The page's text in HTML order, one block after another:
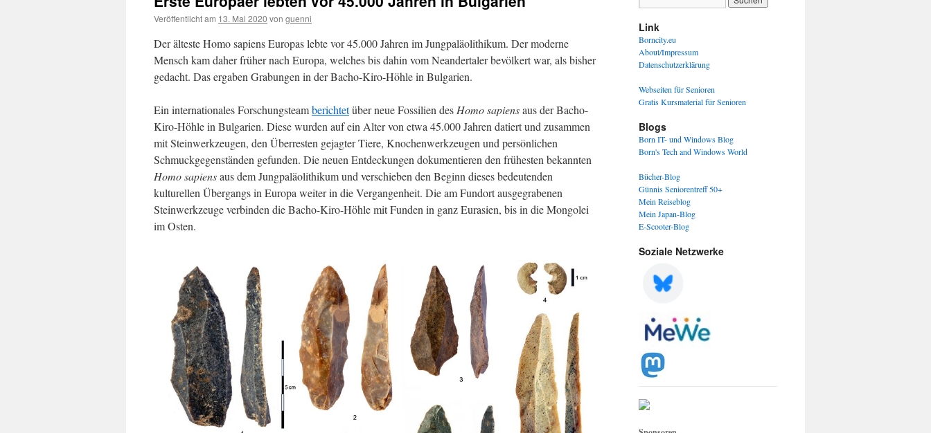
Veröffentlicht am 13. Mai 2020 von guenni
Der älteste Homo sapiens Europas lebte vor 45.000 Jahren im Jungpaläolithikum. Der moderne
Mensch kam daher früher nach Europa, welches bis dahin vom Neandertaler bevölkert war, als bisher
gedacht. Das ergaben Grabungen in der Bacho-Kiro-Höhle in Bulgarien.
Ein internationales Forschungsteamberichtetüber neue Fossilien des Homo sapiensaus der Bacho-
Kiro-Höhle in Bulgarien. Diese wurden auf ein Alter von etwa 45.000 Jahren datiert und zusammen
mit Steinwerkzeugen, den Überresten gejagter Tiere, Knochenwerkzeugen und persönlichen
Schmuckgegenständen gefunden. Die neuen Entdeckungen dokumentieren den frühesten bekannten
Homo sapiensaus dem Jungpaläolithikum und verschieben den Beginn dieses bedeutenden
kulturellen Übergangs in Europa weiter in die Vergangenheit. Die am Fundort ausgegrabenen
Steinwerkzeuge verbinden die Bacho-Kiro-Höhle mit Funden in ganz Eurasien, bis in die Mongolei
im Osten.
Link
Borncity.eu
About/Impressum
Datenschutzerklärung
Webseiten für Senioren
Gratis Kursmaterial für Senioren
Blogs
Born IT- und Windows Blog
Born's Tech and Windows World
Bücher-Blog
Günnis Seniorentreff 50+
Mein Reiseblog
Mein Japan-Blog
E-Scooter-Blog
Soziale Netzwerke